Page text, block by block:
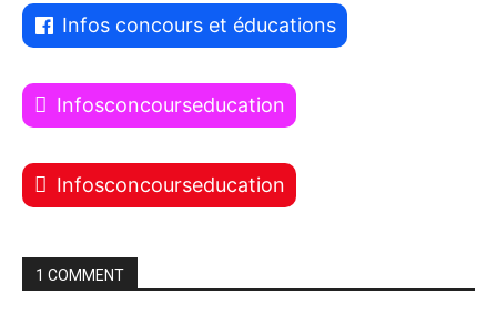
Infos concours et éducations
Infosconcourseducation
Infosconcourseducation
1 COMMENT